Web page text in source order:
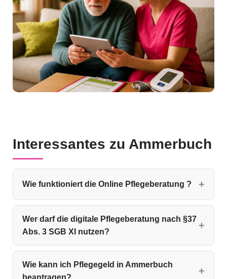
Interessantes zu Ammerbuch
Wie funktioniert die Online Pflegeberatung ?
Wer darf die digitale Pflegeberatung nach §37
Abs. 3 SGB XI nutzen?
Wie kann ich Pflegegeld in Ammerbuch
beantragen?